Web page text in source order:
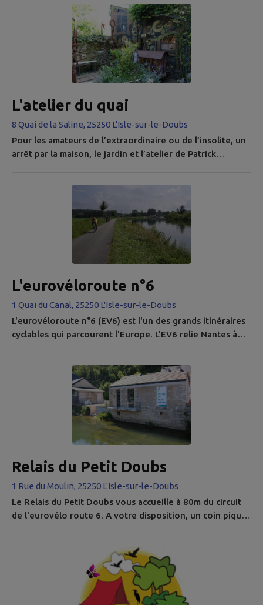
trouver des "caches" et si on le souhaite, y déposer un
commentaire, un objet... AVIS aux amateurs, des milliers
de caches existent en France, venez découvrir celles de
L'atelier du quai
8 Quai de la Saline, 25250 L'Isle-sur-le-Doubs
Pour les amateurs de l’extraordinaire ou de l’insolite, un
arrêt par la maison, le jardin et l’atelier de Patrick
scène d'objet, ferronier d'art". Vaste programme qu'il
dépasse largement ! Sculpteur de métal, roi du collage et
L'eurovéloroute n°6
1 Quai du Canal, 25250 L'Isle-sur-le-Doubs
L'eurovéloroute n°6 (EV6) est l'un des grands itinéraires
cyclables qui parcourent l'Europe. L'EV6 relie Nantes à
sein de notre Office de Tourisme à L'Isle-sur-le-Doubs :
flyer-location-vae Crédit photo : Thierry BONDUELLE
Relais du Petit Doubs
1 Rue du Moulin, 25250 L'Isle-sur-le-Doubs
Le Relais du Petit Doubs vous accueille à 80m du circuit
de l'eurovélo route 6. A votre disposition, un coin pique-
l'abri en cas de mauvais temps. Eau potable, toilettes,
consignes, prises de recharges pour les téléphones et
batteries, outils de mécanique pour réparer votre vélo